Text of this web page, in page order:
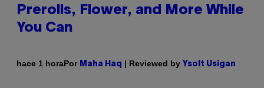
Prerolls, Flower, and More While
You Can
hace 1 horaPor Maha Haq | Reviewed by Ysolt Usigan